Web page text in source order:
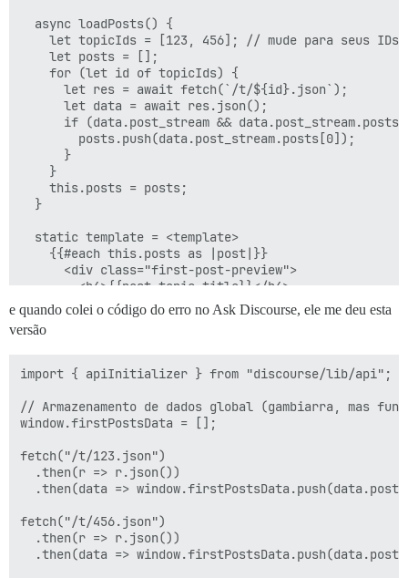
  async loadPosts() {
let topicIds = [123, 456]; // mude para seus IDs
    let posts = [];
    for (let id of topicIds) {
      let res = await fetch(`/t/${id}.json`);
      let data = await res.json();
if (data.post_stream &&
        posts.push(data.post_stream.posts[0]);
      }
    }
    this.posts = posts;
  }
  static template = <template>
    {{#each this.posts as |post|}}
      <div class="first-post-preview">
        <h4>{{post.topic_title}}</h4>
        {{{post.cooked}}}
      </div>
    {{/each}}
}
export default apiInitializer("0.11.1", api => {
api.renderInOutlet("discovery-list-container-top",
e quando colei o código do erro no Ask Discourse, ele me deu esta
versão
import { apiInitializer } from "discourse/lib/api";
// Armazenamento de dados global (gambiarra, mas
window.firstPostsData = [];
fetch("/t/123.json")
  .then(r => r.json())
.then(data =>
fetch("/t/456.json")
  .then(r => r.json())
.then(data =>